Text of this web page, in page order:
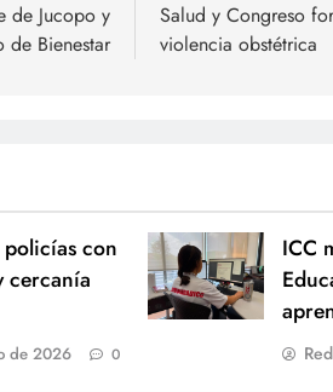
de Jucopo y
de Bienestar
Salud y Congreso
violencia obstétrica
con
cercanía
de 2026 0
ICC